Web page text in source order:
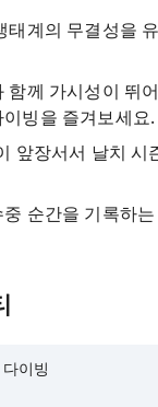
태계의 무결성을
함께 가시성이 뛰
빙을 즐겨보세요.
앞장서서 날치 시
순간을 기록하
다이빙